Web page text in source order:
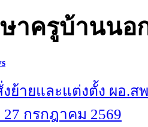
าครูบ้านนอ
ย้ายและแต่งตั้ง ผอ.ส
กรกฎาคม 2569